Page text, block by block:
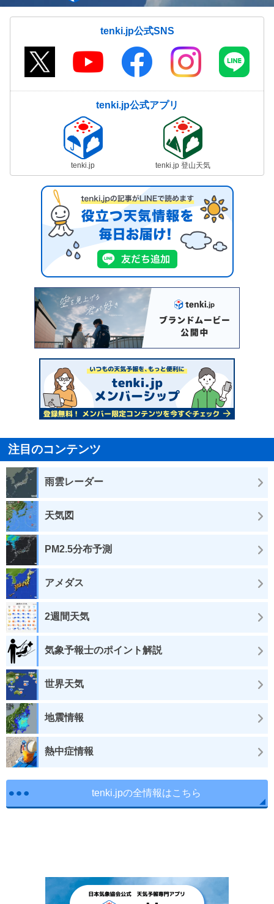
tenki.jp公式SNS
tenki.jp公式アプリ
tenki.jp tenki.jp 登山天気
注目のコンテンツ
雨雲レーダー
天気図
PM2.5分布予測
アメダス
2週間天気
気象予報士のポイント解説
世界天気
地震情報
熱中症情報
tenki.jpの全情報はこちら